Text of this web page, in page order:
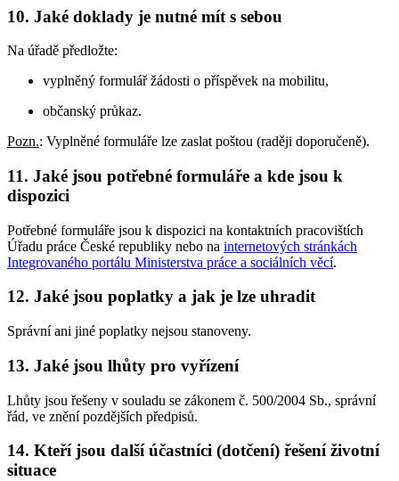
10. Jaké doklady je nutné mít s sebou
Na úřadě předložte:
vyplněný formulář žádosti o příspěvek na mobilitu,
občanský průkaz.
Pozn.: Vyplněné formuláře lze zaslat poštou (raději doporučeně).
11. Jaké jsou potřebné formuláře a kde jsou k
dispozici
Potřebné formuláře jsou k dispozici na kontaktních pracovištích
Úřadu práce České republiky nebo na internetových stránkách
Integrovaného portálu Ministerstva práce a sociálních věcí.
12. Jaké jsou poplatky a jak je lze uhradit
Správní ani jiné poplatky nejsou stanoveny.
13. Jaké jsou lhůty pro vyřízení
Lhůty jsou řešeny v souladu se zákonem č. 500/2004 Sb., správní
řád, ve znění pozdějších předpisů.
14. Kteří jsou další účastníci (dotčení) řešení životní
situace